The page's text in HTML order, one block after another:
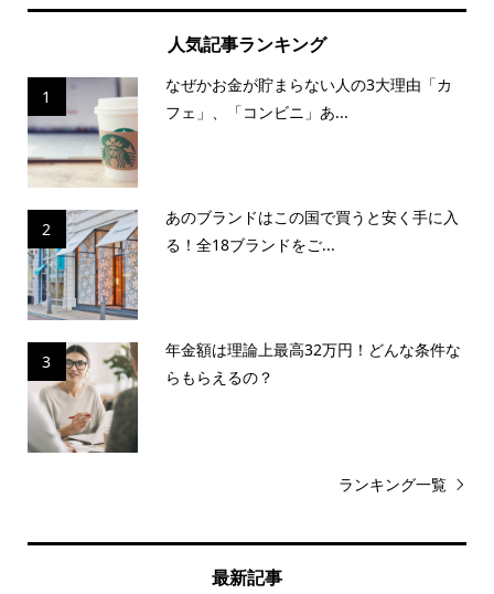
人気記事ランキング
1
なぜかお金が貯まらない人の3大理由「カ
フェ」、「コンビニ」あ...
2
あのブランドはこの国で買うと安く手に入
る！全18ブランドをご...
3
年金額は理論上最高32万円！どんな条件な
らもらえるの？
ランキング一覧
最新記事